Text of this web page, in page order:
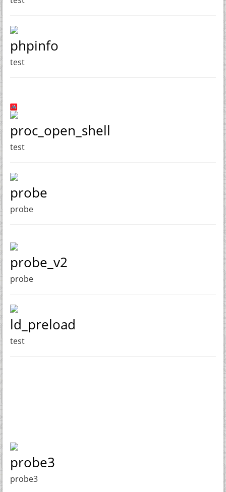
phpinfo
test
proc_open_shell
test
probe
probe
probe_v2
probe
ld_preload
test
probe3
probe3